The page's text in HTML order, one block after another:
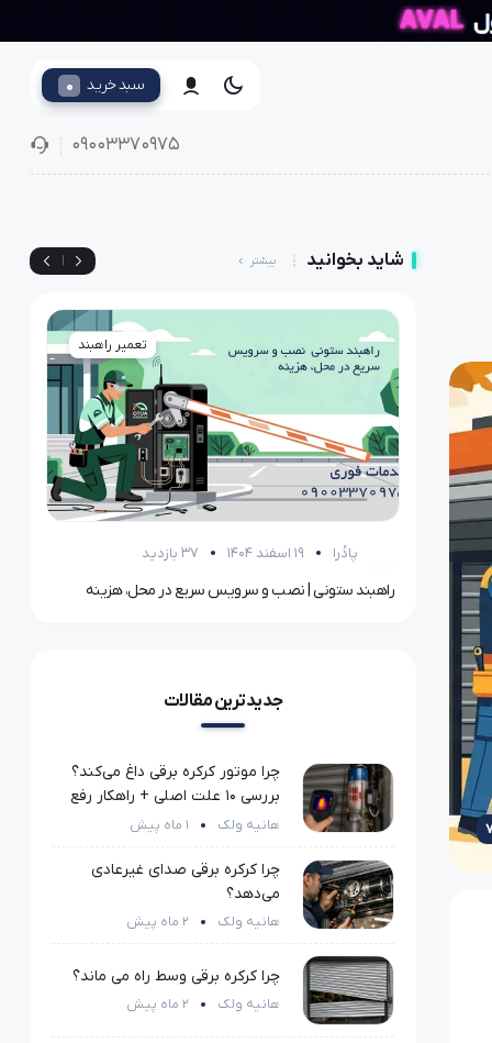
سبد خرید 0
09003370975
شاید بخوانید بیشتر
تعمیر راهبند
پادُرا 19 اسفند 1404 37 بازدید
راهبند ستونی | نصب و سرویس سریع در محل، هزینه
جدیدترین مقالات
چرا موتور کرکره برقی داغ می‌کند؟
بررسی ۱۰ علت اصلی + راهکار رفع
مشکل
هانیه ولک 1 ماه پیش
چرا کرکره برقی صدای غیرعادی
می‌دهد؟
هانیه ولک 2 ماه پیش
چرا کرکره برقی وسط راه می ماند؟
هانیه ولک 2 ماه پیش